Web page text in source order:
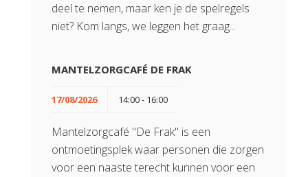
deel te nemen, maar ken je de spelregels
niet? Kom langs, we leggen het graag...
MANTELZORGCAFÉ DE FRAK
17/08/2026 14:00 - 16:00
Mantelzorgcafé "De Frak" is een
ontmoetingsplek waar personen die zorgen
voor een naaste terecht kunnen voor een